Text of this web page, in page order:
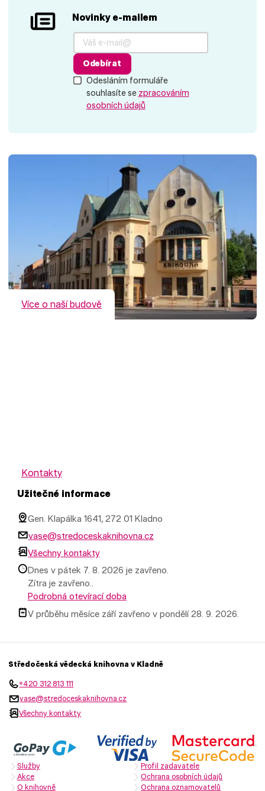
Novinky e-mailem
Odesláním formuláře
souhlasíte se zpracováním
osobních údajů
Odebírat
Více o naší budově
Kontakty
Užitečné informace
Gen. Klapálka 1641, 272 01 Kladno
vase@stredoceskaknihovna.cz
Všechny kontakty
Dnes v pátek 7. 8. 2026 je zavřeno.
Zítra je zavřeno..
Podrobná otevírací doba
V průběhu měsíce září zavřeno v pondělí 28. 9. 2026.
Středočeská vědecká knihovna v Kladně
+420 312 813 111
vase@stredoceskaknihovna.cz
Všechny kontakty
Služby
Akce
O knihovně
Profil zadavatele
Ochrana osobních údajů
Ochrana oznamovatelů